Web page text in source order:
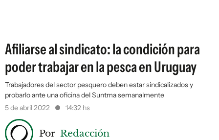
Afiliarse al sindicato: la condición para
poder trabajar en la pesca en Uruguay
Trabajadores del sector pesquero deben estar sindicalizados y
probarlo ante una oficina del Suntma semanalmente
5 de abril 2022
14:32 hs
Por Redacción